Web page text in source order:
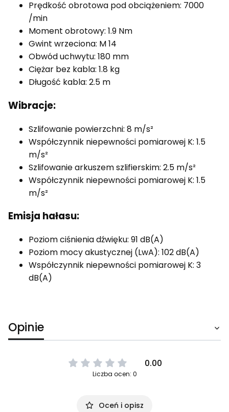
Prędkość obrotowa pod obciążeniem: 7000
/min
Moment obrotowy: 1.9 Nm
Gwint wrzeciona: M 14
Obwód uchwytu: 180 mm
Ciężar bez kabla: 1.8 kg
Długość kabla: 2.5 m
Wibracje:
Szlifowanie powierzchni: 8 m/s²
Współczynnik niepewności pomiarowej K: 1.5
m/s²
Szlifowanie arkuszem szlifierskim: 2.5 m/s²
Współczynnik niepewności pomiarowej K: 1.5
m/s²
Emisja hałasu:
Poziom ciśnienia dźwięku: 91 dB(A)
Poziom mocy akustycznej (LwA): 102 dB(A)
Współczynnik niepewności pomiarowej K: 3
dB(A)
Opinie
0.00
Liczba ocen: 0
Oceń i opisz